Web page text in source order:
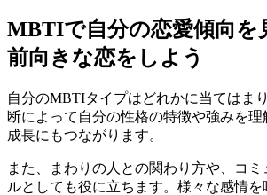
MBTIで自分の恋愛傾向を
前向きな恋をしよう
自分のMBTIタイプはどれかに当てはま
断によって自分の性格の特徴や強みを
成長にもつながります。
また、まわりの人との関わり方や、コ
ルとしても役に立ちます。様々な感情